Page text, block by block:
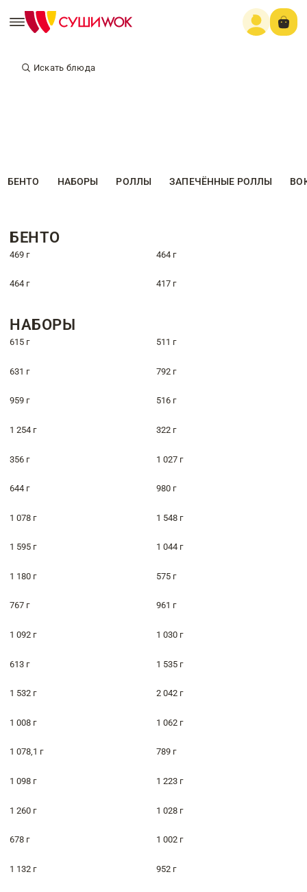
Искать блюда
БЕНТО НАБОРЫ РОЛЛЫ ЗАПЕЧЁННЫЕ РОЛЛЫ
БЕНТО
469 г 464 г
464 г 417 г
НАБОРЫ
615 г 511 г
631 г 792 г
959 г 516 г
1 254 г 322 г
356 г 1 027 г
644 г 980 г
1 078 г 1 548 г
1 595 г 1 044 г
1 180 г 575 г
767 г 961 г
1 092 г 1 030 г
613 г 1 535 г
1 532 г 2 042 г
1 008 г 1 062 г
1 078,1 г 789 г
1 098 г 1 223 г
1 260 г 1 028 г
678 г 1 002 г
1 132 г 952 г